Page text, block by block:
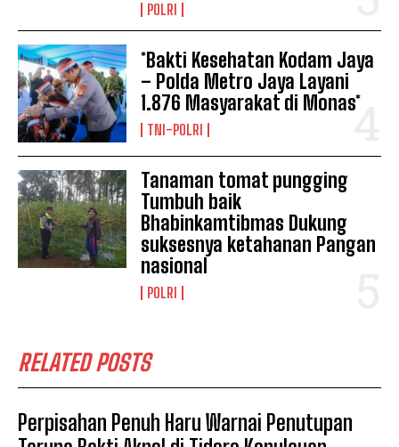
POLRI
*Bakti Kesehatan Kodam Jaya
– Polda Metro Jaya Layani
1.876 Masyarakat di Monas*
TNI-POLRI
Tanaman tomat pungging
Tumbuh baik
Bhabinkamtibmas Dukung
suksesnya ketahanan Pangan
nasional
POLRI
RELATED POSTS
Perpisahan Penuh Haru Warnai Penutupan